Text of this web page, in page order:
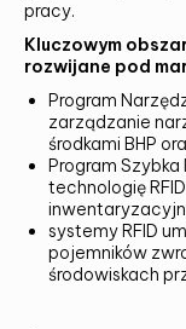
pracy.
Kluczowym
rozwijane pod
Program
zarządzanie
środkami BHP
Program
technologię
systemy RFID
pojemników
środowiskach